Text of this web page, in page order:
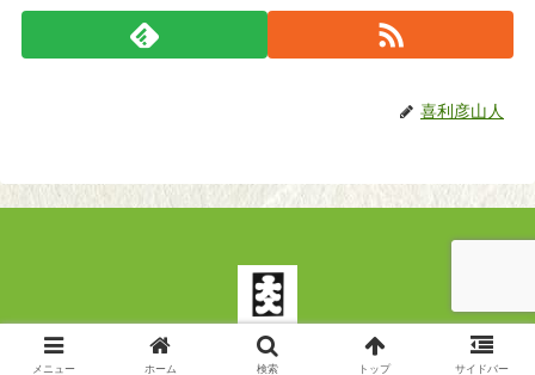
喜利彦山人
© 2020 上方漫才のすべて（仮） The kamigata manzai collections.
メニュー ホーム 検索 トップ サイドバー